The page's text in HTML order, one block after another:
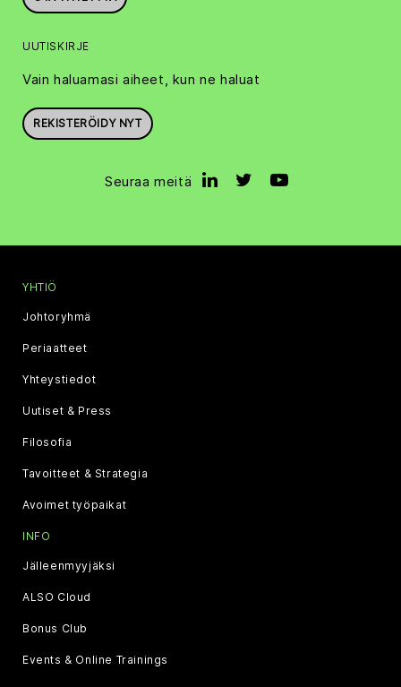
UUTISKIRJE
Vain haluamasi aiheet, kun ne haluat
REKISTERÖIDY NYT
Seuraa meitä
YHTIÖ
Johtoryhmä
Periaatteet
Yhteystiedot
Uutiset & Press
Filosofia
Tavoitteet & Strategia
Avoimet työpaikat
INFO
Jälleenmyyjäksi
ALSO Cloud
Bonus Club
Events & Online Trainings